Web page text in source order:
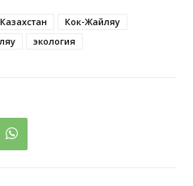
Казахстан
Кок-Жайляу
экология